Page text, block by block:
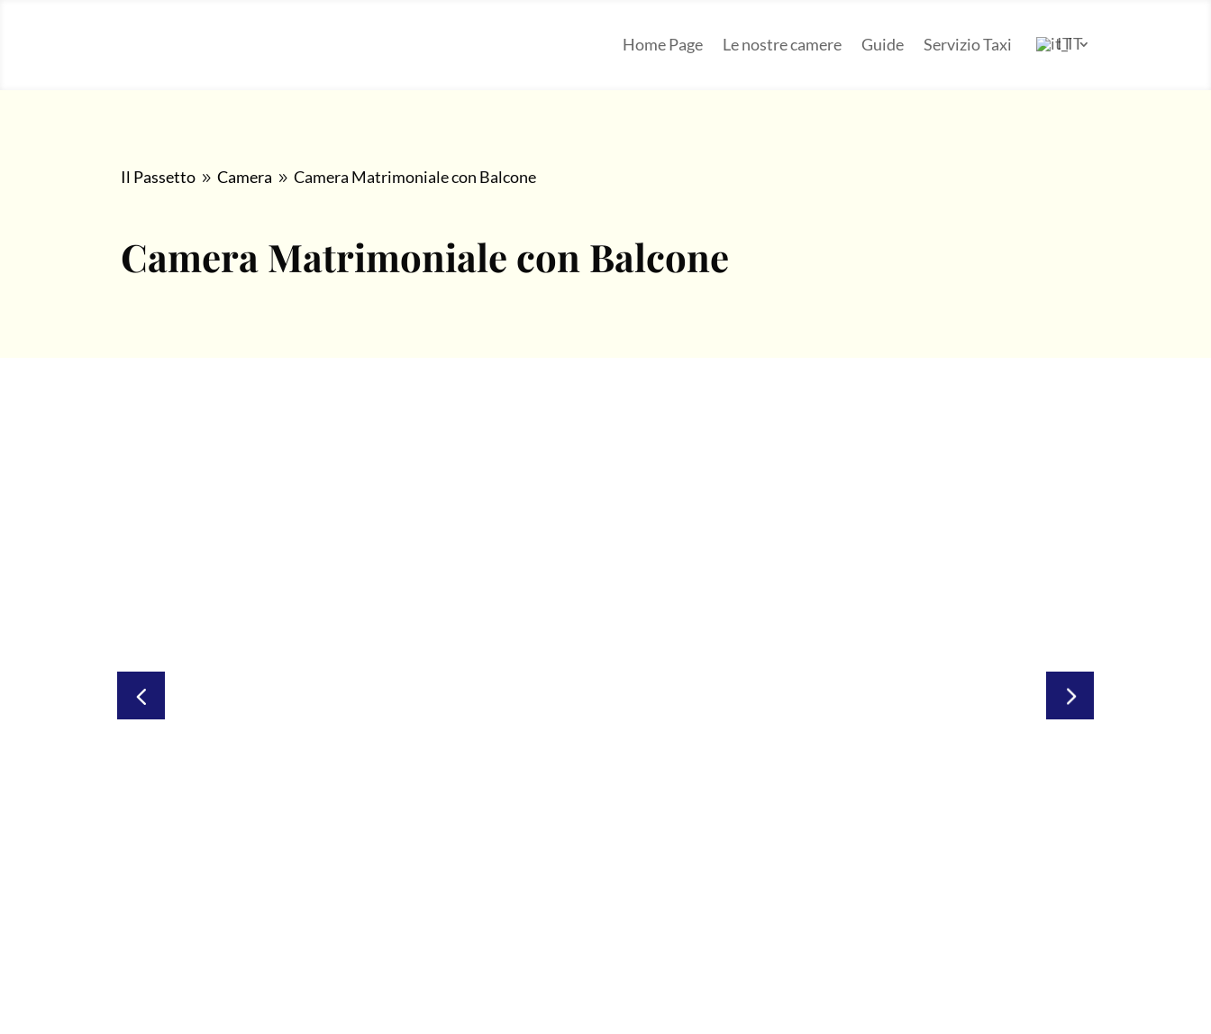
Home Page Le nostre camere Guide Servizio Taxi IT
Il Passetto 9 Camera 9 Camera Matrimoniale con Balcone
Camera Matrimoniale con Balcone